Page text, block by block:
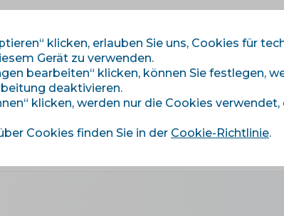
Wir beginnen
klicken, erlauben Sie uns, Cookies für
Gerät zu verwenden.
bearbeiten“ klicken, können Sie festlegen,
deaktivieren.
klicken, werden nur die Cookies
Cookies finden Sie in der Cookie-Richtlinie.